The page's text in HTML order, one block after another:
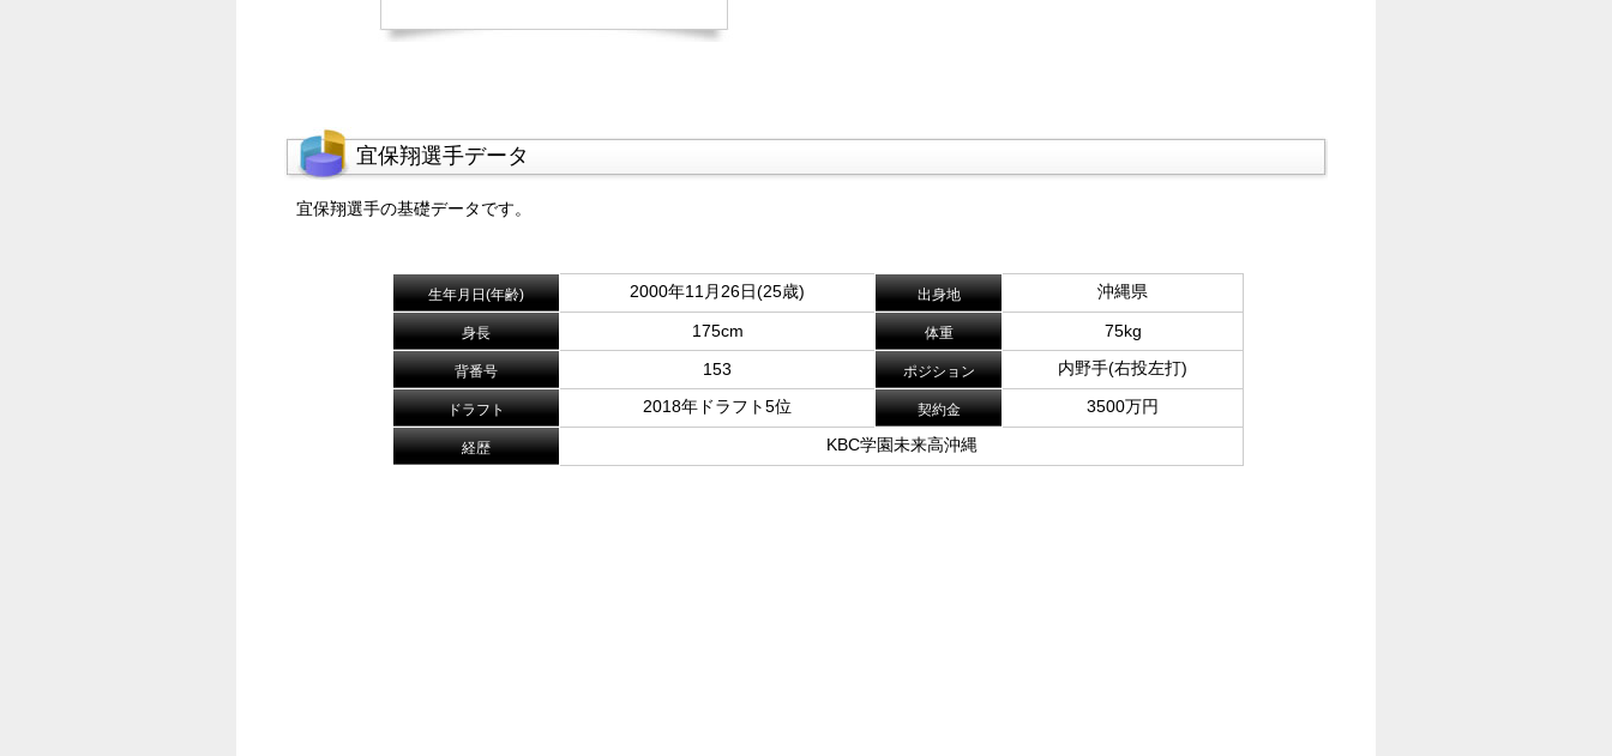
宜保翔選手データ
宜保翔選手の基礎データです。
生年月日(年齢) 2000年11月26日(25歳) 出身地 沖縄県
身長 175cm 体重 75kg
背番号 153 ポジション 内野手(右投左打)
ドラフト 2018年ドラフト5位 契約金 3500万円
経歴 KBC学園未来高沖縄